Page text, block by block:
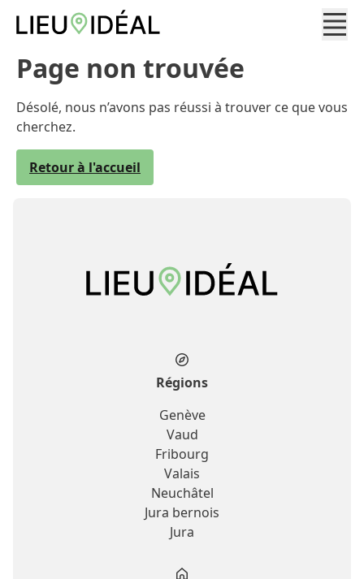
Page non trouvée
Désolé, nous n’avons pas réussi à trouver ce que vous
cherchez.
Retour à l'accueil
Régions
Genève
Vaud
Fribourg
Valais
Neuchâtel
Jura bernois
Jura